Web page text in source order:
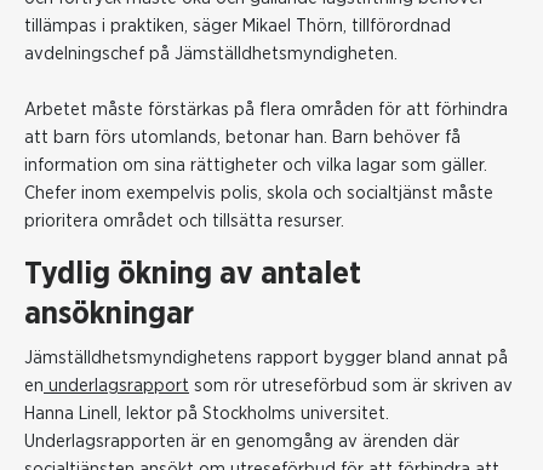
tillämpas i praktiken, säger Mikael Thörn, tillförordnad
avdelningschef på Jämställdhetsmyndigheten.
Arbetet måste förstärkas på flera områden för att förhindra
att barn förs utomlands, betonar han. Barn behöver få
information om sina rättigheter och vilka lagar som gäller.
Chefer inom exempelvis polis, skola och socialtjänst måste
prioritera området och tillsätta resurser.
Tydlig ökning av antalet
ansökningar
Jämställdhetsmyndighetens rapport bygger bland annat på
en underlagsrapport som rör utreseförbud som är skriven av
Hanna Linell, lektor på Stockholms universitet.
Underlagsrapporten är en genomgång av ärenden där